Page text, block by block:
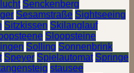
Senckenberg
Sesamstraße Sightseeing
Sitzkissen Skilanglauf
Sloopsteine
Solling Sonnenbrink
Speyer Spielautomat Springe
stausee